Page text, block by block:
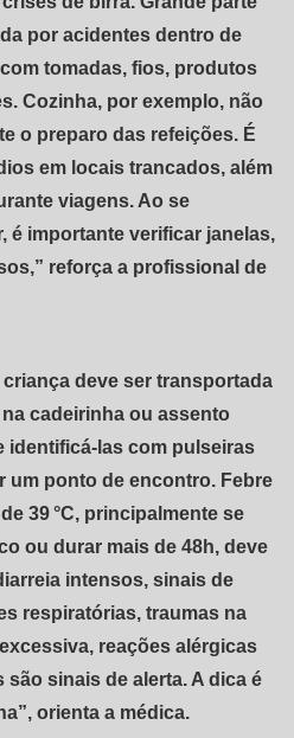
por acidentes dentro de
tomadas, fios, produtos
Cozinha, por exemplo, não
o preparo das refeições. É
em locais trancados, além
viagens. Ao se
é importante verificar janelas,
reforça a profissional de
deve ser transportada
cadeirinha ou assento
identificá-las com pulseiras
um ponto de encontro. Febre
39 °C, principalmente se
ou durar mais de 48h, deve
intensos, sinais de
respiratórias, traumas na
reações alérgicas
sinais de alerta. A dica é
orienta a médica.